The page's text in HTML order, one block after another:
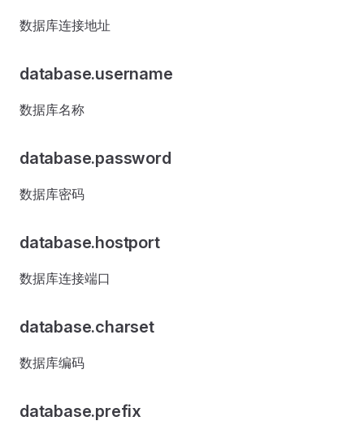
数据库连接地址
database.username
数据库名称
database.password
数据库密码
database.hostport
数据库连接端口
database.charset
数据库编码
database.prefix